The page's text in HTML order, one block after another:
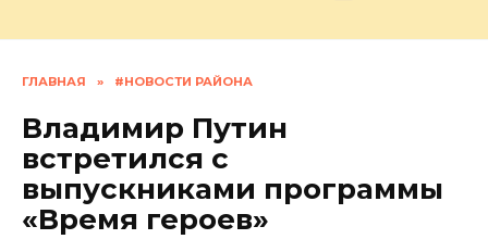
ГЛАВНАЯ » #НОВОСТИ РАЙОНА
Владимир Путин
встретился с
выпускниками программы
«Время героев»